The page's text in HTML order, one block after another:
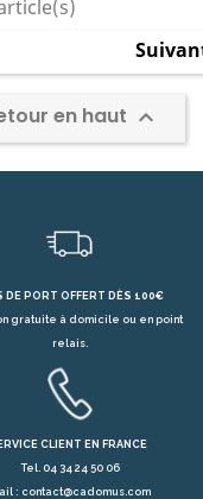
en haut 
DE PORT OFFERT DÈS 100€
gratuite à domicile ou en point
relais.
CLIENT EN FRANCE
Tel. 04 34 24 50 06
: contact@cadomus.com